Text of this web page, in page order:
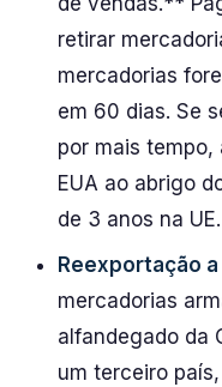
retirar
mercadorias
em 60 dias. Se
por mais tempo,
EUA ao abrigo
de 3 anos na UE.
Reexportação
mercadorias
alfandegado da
um terceiro